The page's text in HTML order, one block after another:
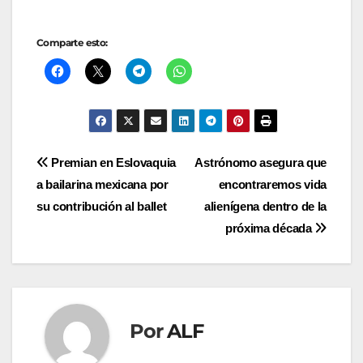
Comparte esto:
Navegación
de
Astrónomo asegura que
encontraremos vida
alienígena dentro de la
próxima década
Premian en Eslovaquia
a bailarina mexicana por
su contribución al ballet
PorALF